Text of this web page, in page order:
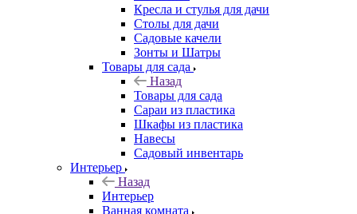
Кресла и стулья для дачи
Столы для дачи
Садовые качели
Зонты и Шатры
Товары для сада
Назад
Товары для сада
Сараи из пластика
Шкафы из пластика
Навесы
Садовый инвентарь
Интерьер
Назад
Интерьер
Ванная комната